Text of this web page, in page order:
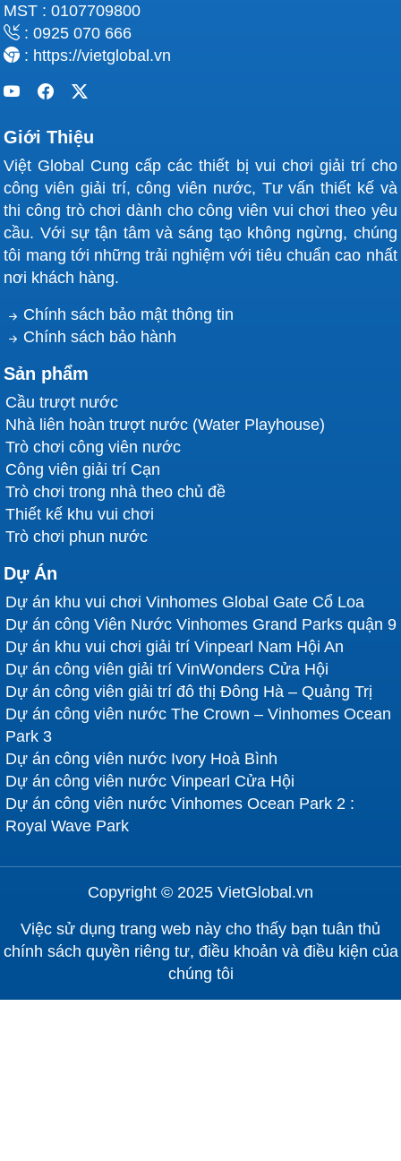
MST : 0107709800
: 0925 070 666
: https://vietglobal.vn
Giới Thiệu
Việt Global Cung cấp các thiết bị vui chơi giải trí cho
công viên giải trí, công viên nước, Tư vấn thiết kế và
thi công trò chơi dành cho công viên vui chơi theo yêu
cầu. Với sự tận tâm và sáng tạo không ngừng, chúng
tôi mang tới những trải nghiệm với tiêu chuẩn cao nhất
nơi khách hàng.
Chính sách bảo mật thông tin
Chính sách bảo hành
Sản phẩm
Cầu trượt nước
Nhà liên hoàn trượt nước (Water Playhouse)
Trò chơi công viên nước
Công viên giải trí Cạn
Trò chơi trong nhà theo chủ đề
Thiết kế khu vui chơi
Trò chơi phun nước
Dự Án
Dự án khu vui chơi Vinhomes Global Gate Cổ Loa
Dự án công Viên Nước Vinhomes Grand Parks quận 9
Dự án khu vui chơi giải trí Vinpearl Nam Hội An
Dự án công viên giải trí VinWonders Cửa Hội
Dự án công viên giải trí đô thị Đông Hà – Quảng Trị
Dự án công viên nước The Crown – Vinhomes Ocean
Park 3
Dự án công viên nước Ivory Hoà Bình
Dự án công viên nước Vinpearl Cửa Hội
Dự án công viên nước Vinhomes Ocean Park 2 :
Royal Wave Park
Copyright © 2025 VietGlobal.vn
Việc sử dụng trang web này cho thấy bạn tuân thủ
chính sách quyền riêng tư, điều khoản và điều kiện của
chúng tôi